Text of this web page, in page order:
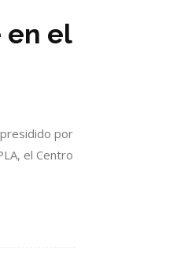
en el
por
el Centro